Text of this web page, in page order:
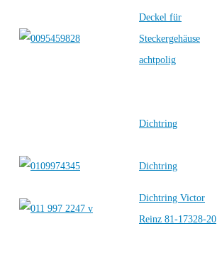
Deckel für
Steckergehäuse
achtpolig
Dichtring
Dichtring
Dichtring Victor
Reinz 81-17328-20